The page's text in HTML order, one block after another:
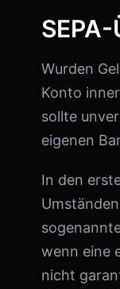
Wurden
Konto
sollte
eigenen
In den
wenn eine
nicht